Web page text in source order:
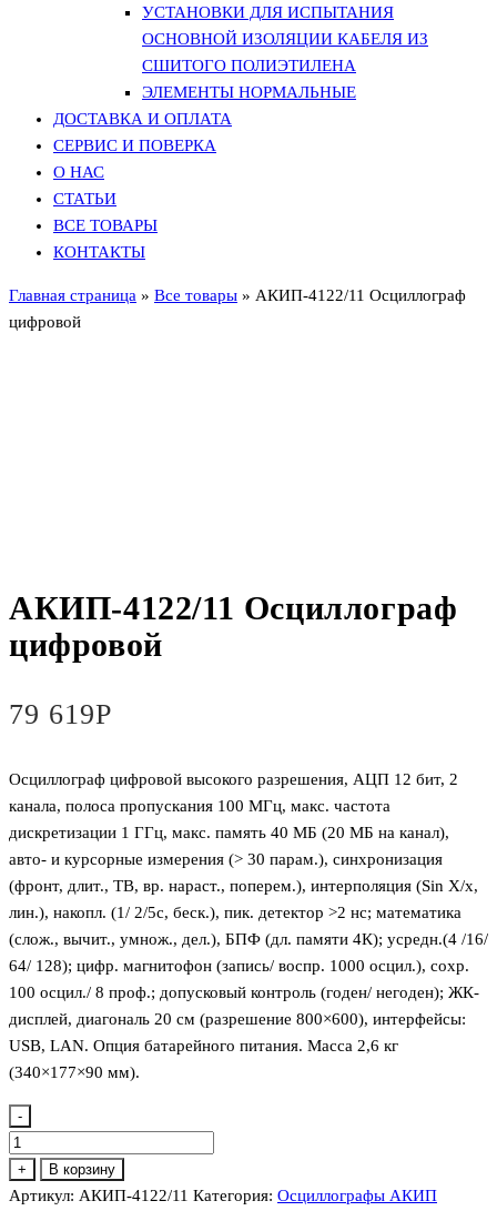
УСТАНОВКИ ДЛЯ ИСПЫТАНИЯ
ОСНОВНОЙ ИЗОЛЯЦИИ КАБЕЛЯ ИЗ
СШИТОГО ПОЛИЭТИЛЕНА
ЭЛЕМЕНТЫ НОРМАЛЬНЫЕ
ДОСТАВКА И ОПЛАТА
СЕРВИС И ПОВЕРКА
О НАС
СТАТЬИ
ВСЕ ТОВАРЫ
КОНТАКТЫ
Главная страница » Все товары » АКИП-4122/11 Осциллограф
цифровой
АКИП-4122/11 Осциллограф
цифровой
79 619Р
Осциллограф цифровой высокого разрешения, АЦП 12 бит, 2
канала, полоса пропускания 100 МГц, макс. частота
дискретизации 1 ГГц, макс. память 40 МБ (20 МБ на канал),
авто- и курсорные измерения (> 30 парам.), синхронизация
(фронт, длит., ТВ, вр. нараст., поперем.), интерполяция (Sin X/х,
лин.), накопл. (1/ 2/5с, беск.), пик. детектор >2 нс; математика
(слож., вычит., умнож., дел.), БПФ (дл. памяти 4К); усредн.(4 /16/
64/ 128); цифр. магнитофон (запись/ воспр. 1000 осцил.), сохр.
100 осцил./ 8 проф.; допусковый контроль (годен/ негоден); ЖК-
дисплей, диагональ 20 см (разрешение 800×600), интерфейсы:
USB, LAN. Опция батарейного питания. Масса 2,6 кг
(340×177×90 мм).
-
Количество
товара
АКИП-4122/11
+ В корзину
Артикул: АКИП-4122/11 Категория: Осциллографы АКИП